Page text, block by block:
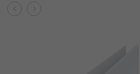
Product
Dohe
Dohe